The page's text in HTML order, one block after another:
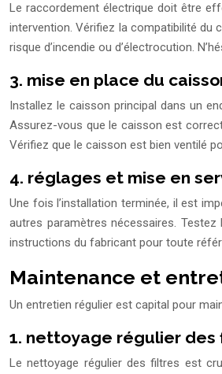
Le raccordement électrique doit être
intervention. Vérifiez la compatibilité du
risque d’incendie ou d’électrocution.
3. mise en place du
Installez le caisson principal dans un
Assurez-vous que le caisson est
Vérifiez que le caisson est bien ventilé
4. réglages et mise en
Une fois l’installation terminée, il est
autres paramètres nécessaires.
instructions du fabricant pour toute
Maintenance et
Un entretien régulier est capital pour
1. nettoyage régulier
Le nettoyage régulier des filtres est